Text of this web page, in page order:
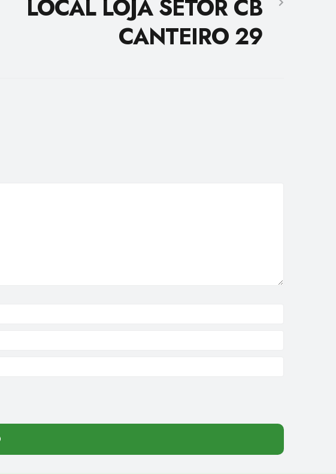
LOCAL LOJA SETOR CB
CANTEIRO 29